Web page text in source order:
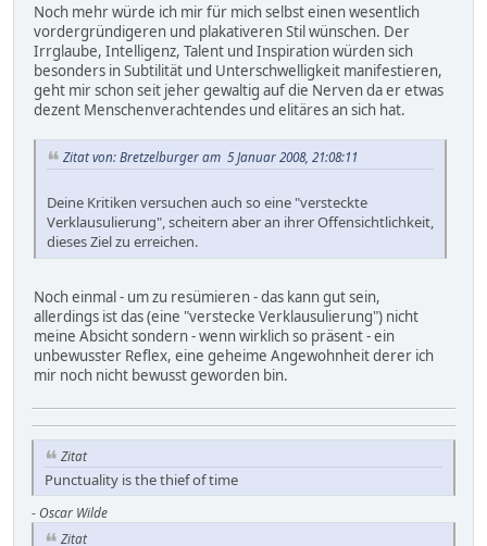
Noch mehr würde ich mir für mich selbst einen wesentlich
vordergründigeren und plakativeren Stil wünschen. Der
Irrglaube, Intelligenz, Talent und Inspiration würden sich
besonders in Subtilität und Unterschwelligkeit manifestieren,
geht mir schon seit jeher gewaltig auf die Nerven da er etwas
dezent Menschenverachtendes und elitäres an sich hat.
Zitat von: Bretzelburger am 5 Januar 2008, 21:08:11
Deine Kritiken versuchen auch so eine "versteckte
Verklausulierung", scheitern aber an ihrer Offensichtlichkeit,
dieses Ziel zu erreichen.
Noch einmal - um zu resümieren - das kann gut sein,
allerdings ist das (eine "verstecke Verklausulierung") nicht
meine Absicht sondern - wenn wirklich so präsent - ein
unbewusster Reflex, eine geheime Angewohnheit derer ich
mir noch nicht bewusst geworden bin.
Zitat
Punctuality is the thief of time
- Oscar Wilde
Zitat